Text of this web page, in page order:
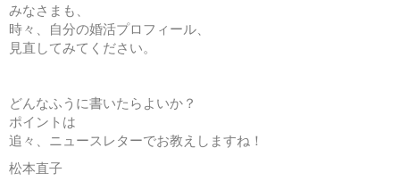
みなさまも、
時々、自分の婚活プロフィール、
見直してみてください。
どんなふうに書いたらよいか？
ポイントは
追々、ニュースレターでお教えしますね！
松本直子